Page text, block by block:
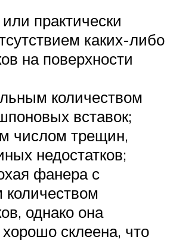
практически
каких-либо
на поверхности
количеством
вставок;
числом трещин,
недостатков;
фанера с
однако она
склеена, что